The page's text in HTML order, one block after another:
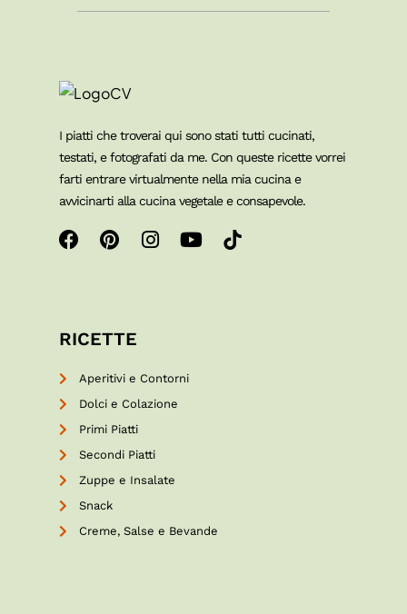
I piatti che troverai qui sono stati tutti cucinati,
testati, e fotografati da me. Con queste ricette vorrei
farti entrare virtualmente nella mia cucina e
avvicinarti alla cucina vegetale e consapevole.
RICETTE
Aperitivi e Contorni
Dolci e Colazione
Primi Piatti
Secondi Piatti
Zuppe e Insalate
Snack
Creme, Salse e Bevande